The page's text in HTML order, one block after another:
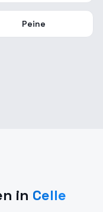
Peine
in Celle